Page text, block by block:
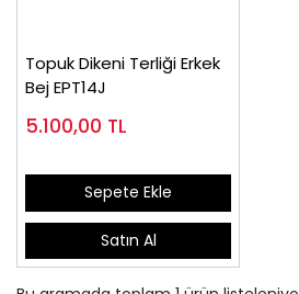
Topuk Dikeni Terliği Erkek
Bej EPT14J
5.100,00 TL
Sepete Ekle
Satın Al